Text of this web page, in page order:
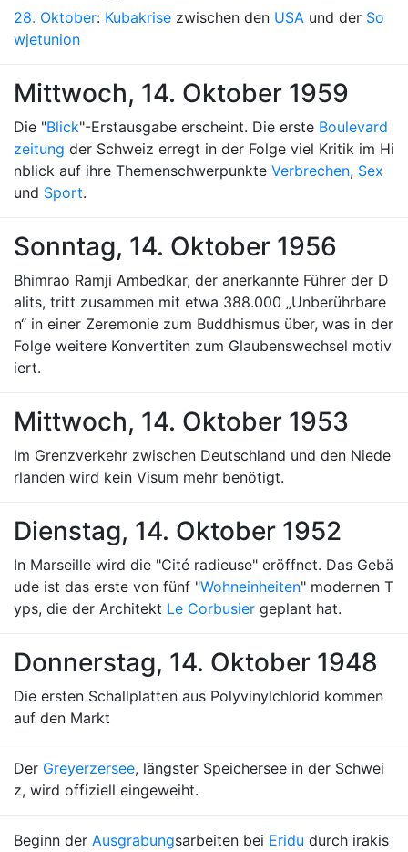
28. Oktober: Kubakrise zwischen den USA und der So
wjetunion
Mittwoch, 14. Oktober 1959
Die "Blick"-Erstausgabe erscheint. Die erste Boulevard
zeitung der Schweiz erregt in der Folge viel Kritik im Hi
nblick auf ihre Themenschwerpunkte Verbrechen, Sex
und Sport.
Sonntag, 14. Oktober 1956
Bhimrao Ramji Ambedkar, der anerkannte Führer der D
alits, tritt zusammen mit etwa 388.000 „Unberührbare
n“ in einer Zeremonie zum Buddhismus über, was in der
Folge weitere Konvertiten zum Glaubenswechsel motiv
iert.
Mittwoch, 14. Oktober 1953
Im Grenzverkehr zwischen Deutschland und den Niede
rlanden wird kein Visum mehr benötigt.
Dienstag, 14. Oktober 1952
In Marseille wird die "Cité radieuse" eröffnet. Das Gebä
ude ist das erste von fünf "Wohneinheiten" modernen T
yps, die der Architekt Le Corbusier geplant hat.
Donnerstag, 14. Oktober 1948
Die ersten Schallplatten aus Polyvinylchlorid kommen
auf den Markt
Der Greyerzersee, längster Speichersee in der Schwei
z, wird offiziell eingeweiht.
Beginn der Ausgrabungsarbeiten bei Eridu durch irakis